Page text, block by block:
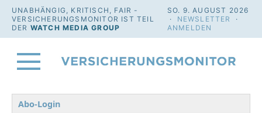
UNABHÄNGIG, KRITISCH, FAIR -
VERSICHERUNGSMONITOR IST TEIL
DER WATCH MEDIA GROUP
SO. 9. AUGUST 2026
· NEWSLETTER
·
ANMELDEN
Abo-Login